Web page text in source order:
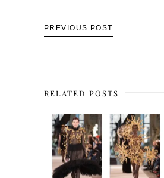
PREVIOUS POST
RELATED POSTS